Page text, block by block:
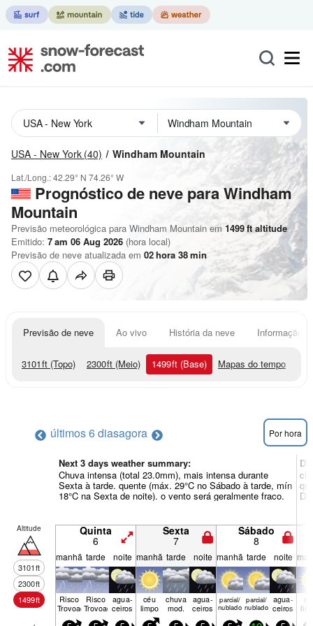
USA - New York (40) Windham Mountain
Lat./Long.:42.29° N 74.26° W
Prognóstico de neve para Windham
Mountain
Previsão meteorológica para Windham Mountain em 1499ftaltitude
Emitido: 7 am 06 Aug 2026 (hora local)
Previsão de neve atualizada em 02hora 38min
Previsão de neve Ao vivo História da neve Informação
3101ft (Topo) 2300ft (Meio) 1499ft (Base) Mapas do tempo
últimos 6 diasagora Por hora
Next 3 days weather summary:
Chuva intensa (total 23.0mm), mais intensa durante
Sexta à tarde. quente (máx. 29°C no Sábado à tarde, mín
18°C na Sexta de noite). o vento será geralmente fraco.
Altitude
3101ft
2300ft
1499ft
Quinta
6
Sexta
7
Sábado
8
manhã tarde noite manhã tarde noite manhã tarde noite
Risco
Trovoada
Risco
Trovoada
agua­
ceiros
céu
limpo
chuva
mod.
agua­
ceiros
parcial/
nublado
parcial/
nublado
agua­
ceiros